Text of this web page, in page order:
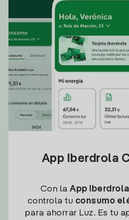
App Iberdrola
Con la App
controla tu consumo
para ahorrar Luz. Es tu